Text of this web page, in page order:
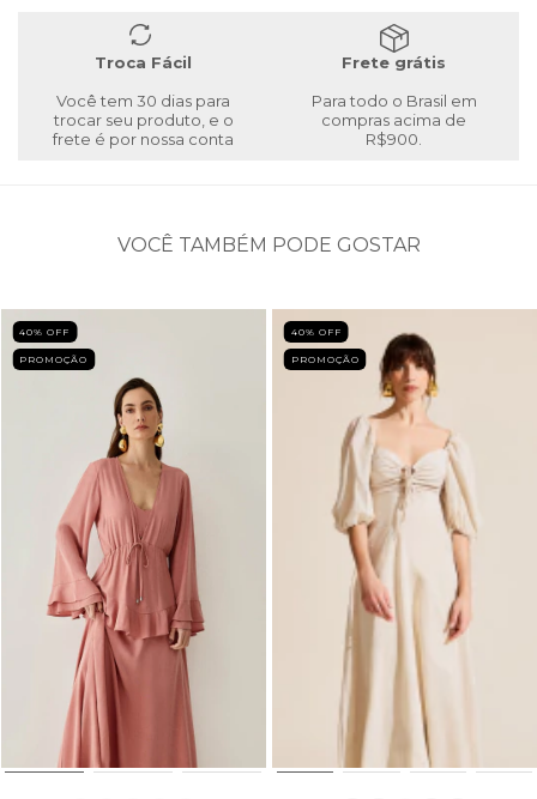
Troca Fácil
Você tem 30 dias para
trocar seu produto, e o
frete é por nossa conta
Frete grátis
Para todo o Brasil em
compras acima de
R$900.
VOCÊ TAMBÉM PODE GOSTAR
40% OFF
PROMOÇÃO
40% OFF
PROMOÇÃO